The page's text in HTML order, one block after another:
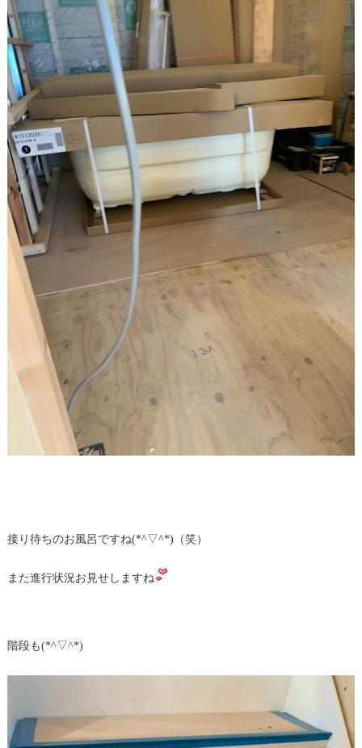
接り待ちのお風呂ですね(*^▽^*)（笑）
また進行状況お見せしますね
階段も(*^▽^*)